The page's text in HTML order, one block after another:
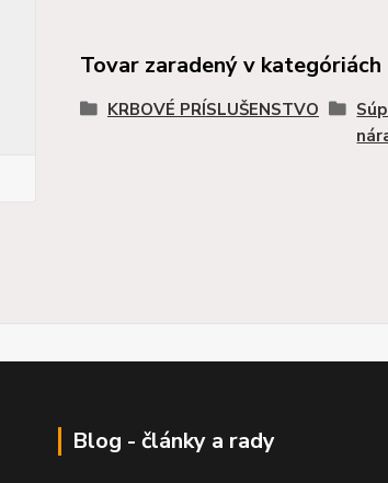
Tovar zaradený v kategóriách
KRBOVÉ PRÍSLUŠENSTVO
Blog - články a rady